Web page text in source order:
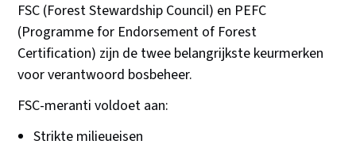
FSC (Forest Stewardship Council) en PEFC
(Programme for Endorsement of Forest
Certification) zijn de twee belangrijkste keurmerken
voor verantwoord bosbeheer.
FSC-meranti voldoet aan:
Strikte milieueisen